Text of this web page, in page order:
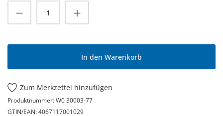
Produkt Anzahl: Gib den gewünschten
In den Warenkorb
Zum Merkzettel hinzufügen
Produktnummer:W0 30003-77
GTIN/EAN:4067117001029